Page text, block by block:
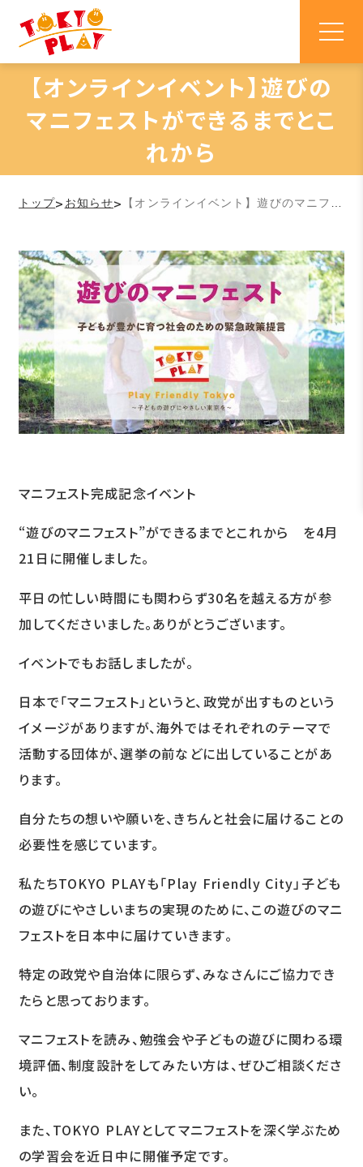
【オンラインイベント】遊びの
マニフェストができるまでとこ
れから
トップ>お知らせ>
マニフェスト完成記念イベント
“遊びのマニフェスト”ができるまでとこれから を4月
21日に開催しました。
平日の忙しい時間にも関わらず30名を越える方が参
加してくださいました。ありがとうございます。
イベントでもお話しましたが。
日本で「マニフェスト」というと、政党が出すものという
イメージがありますが、海外ではそれぞれのテーマで
活動する団体が、選挙の前などに出していることがあ
ります。
自分たちの想いや願いを、きちんと社会に届けることの
必要性を感じています。
私たちTOKYO PLAYも「Play Friendly City」子ども
の遊びにやさしいまちの実現のために、この遊びのマニ
フェストを日本中に届けていきます。
特定の政党や自治体に限らず、みなさんにご協力でき
たらと思っております。
マニフェストを読み、勉強会や子どもの遊びに関わる環
境評価、制度設計をしてみたい方は、ぜひご相談くださ
い。
また、TOKYO PLAYとしてマニフェストを深く学ぶため
の学習会を近日中に開催予定です。